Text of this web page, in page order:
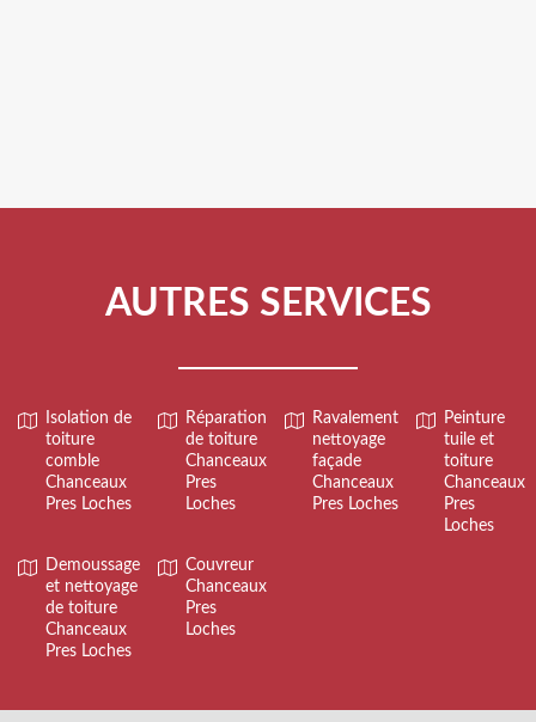
AUTRES SERVICES
Isolation de
toiture
comble
Chanceaux
Pres Loches
Réparation
de toiture
Chanceaux
Pres
Loches
Ravalement
nettoyage
façade
Chanceaux
Pres Loches
Peinture
tuile et
toiture
Chanceaux
Pres
Loches
Demoussage
et nettoyage
de toiture
Chanceaux
Pres Loches
Couvreur
Chanceaux
Pres
Loches